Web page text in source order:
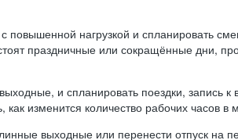
нагрузкой и спланировать
праздничные или сокращённые дни,
и спланировать поездки, запись
изменится количество рабочих часов в
выходные или перенести отпуск на